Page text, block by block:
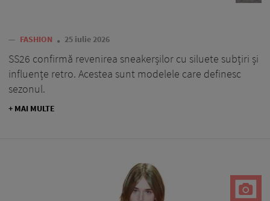
— FASHION 25 iulie 2026
SS26 confirmă revenirea sneakerșilor cu siluete subțiri și
influențe retro. Acestea sunt modelele care definesc
sezonul.
+ MAI MULTE